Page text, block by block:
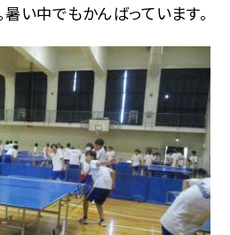
い中でもかんばっています。